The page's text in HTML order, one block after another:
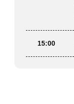
15:00